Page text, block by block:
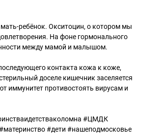
ребёнок. Окситоцин, о котором мы
На фоне гормонального
между мамой и малышом.
контакта кожа к коже,
доселе кишечник заселяется
иммунитет противостоять вирусам и
#ЦМДК
#дети #нашеподмосковье